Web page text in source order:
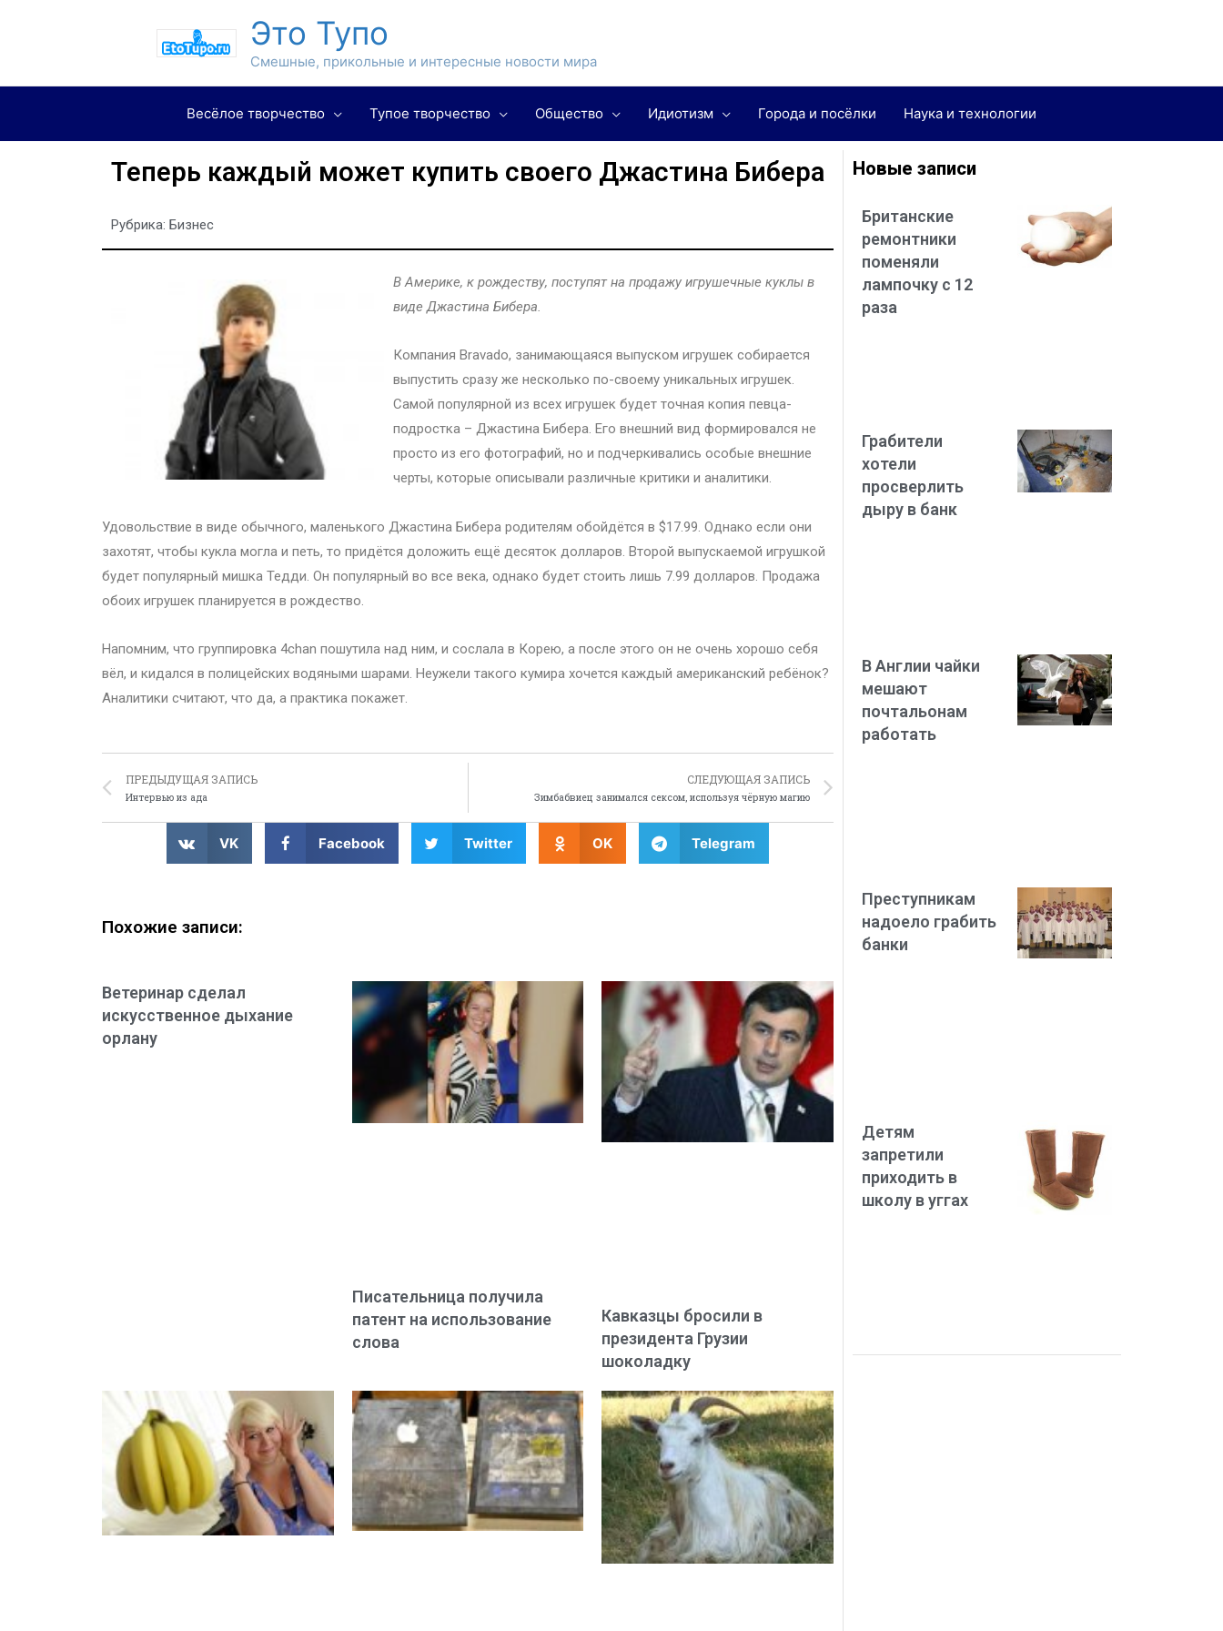
Это Тупо
Смешные, прикольные и интересные новости мира
Весёлое творчество Тупое творчество Общество Идиотизм Города и посёлки Наука и технологии
Теперь каждый может купить своего Джастина Бибера
Рубрика: Бизнес
В Америке, к рождеству, поступят на продажу игрушечные куклы в
виде Джастина Бибера.
Компания Bravado, занимающаяся выпуском игрушек собирается
выпустить сразу же несколько по-своему уникальных игрушек.
Самой популярной из всех игрушек будет точная копия певца-
подростка – Джастина Бибера. Его внешний вид формировался не
просто из его фотографий, но и подчеркивались особые внешние
черты, которые описывали различные критики и аналитики.
Удовольствие в виде обычного, маленького Джастина Бибера родителям обойдётся в $17.99. Однако если они
захотят, чтобы кукла могла и петь, то придётся доложить ещё десяток долларов. Второй выпускаемой игрушкой
будет популярный мишка Тедди. Он популярный во все века, однако будет стоить лишь 7.99 долларов. Продажа
обоих игрушек планируется в рождество.
Напомним, что группировка 4chan пошутила над ним, и сослала в Корею, а после этого он не очень хорошо себя
вёл, и кидался в полицейских водяными шарами. Неужели такого кумира хочется каждый американский ребёнок?
Аналитики считают, что да, а практика покажет.
ПРЕДЫДУЩАЯ ЗАПИСЬ
Интервью из ада
СЛЕДУЮЩАЯ ЗАПИСЬ
Зимбабвиец занимался сексом, используя чёрную магию
VK Facebook Twitter OK Telegram
Похожие записи:
Ветеринар сделал
искусственное дыхание
орлану
Писательница получила
патент на использование
слова
Кавказцы бросили в
президента Грузии
шоколадку
Новые записи
Британские
ремонтники
поменяли
лампочку с 12
раза
Грабители
хотели
просверлить
дыру в банк
В Англии чайки
мешают
почтальонам
работать
Преступникам
надоело грабить
банки
Детям
запретили
приходить в
школу в уггах